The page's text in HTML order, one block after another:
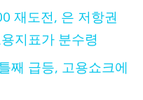
재도전, 은 저항권
지표가 분수령
째 급등, 고용쇼크에